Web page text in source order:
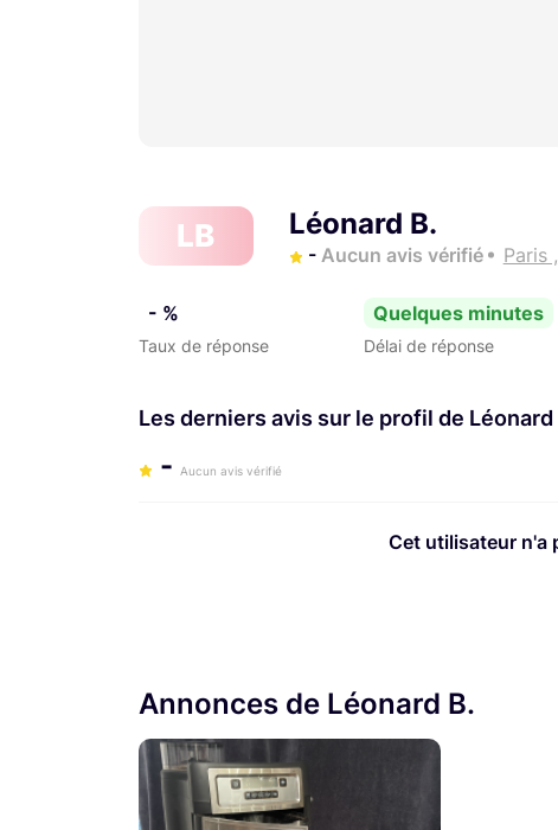
LB Léonard B.
- Aucun avis vérifié Paris
- %
Taux de réponse
Quelques minutes
Délai de réponse
Les derniers avis sur le profil de Léonard
- Aucun avis vérifié
Cet utilisateur n'a
Annonces de Léonard B.